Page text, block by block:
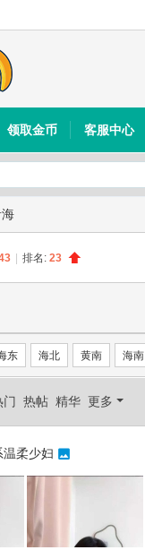
领取金币 客服中心
排名: 23
东 海北 黄南 海南
门 热帖 精华 更多
柔少妇